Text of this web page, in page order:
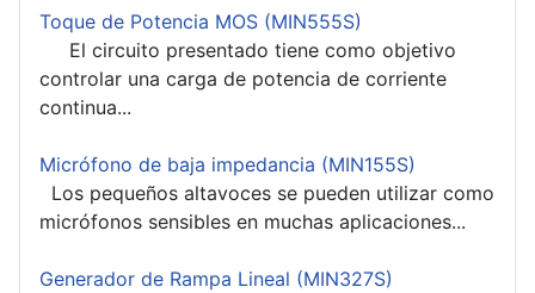
Toque de Potencia MOS (MIN555S)
El circuito presentado tiene como objetivo
controlar una carga de potencia de corriente
continua...
Micrófono de baja impedancia (MIN155S)
Los pequeños altavoces se pueden utilizar como
micrófonos sensibles en muchas aplicaciones...
Generador de Rampa Lineal (MIN327S)